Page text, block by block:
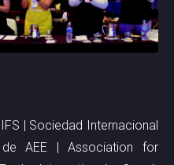
IFS | Sociedad Internacional
AEE | Association for